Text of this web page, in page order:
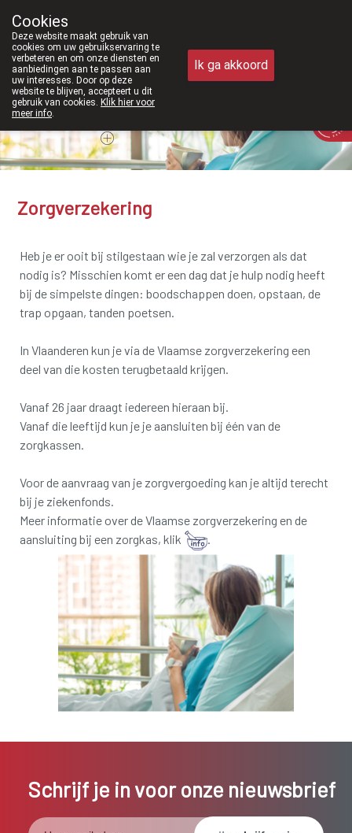
011/610300
Vandaag
Zorgverzekering
Heb je er ooit bij stilgestaan wie je zal verzorgen als dat
nodig is? Misschien komt er een dag dat je hulp nodig heeft
bij de simpelste dingen: boodschappen doen, opstaan, de
trap opgaan, tanden poetsen.
In Vlaanderen kun je via de Vlaamse zorgverzekering een
deel van die kosten terugbetaald krijgen.
Vanaf 26 jaar draagt iedereen hieraan bij.
Vanaf die leeftijd kun je je aansluiten bij één van de
zorgkassen.
Voor de aanvraag van je zorgvergoeding kan je altijd terecht
bij je ziekenfonds.
Meer informatie over de Vlaamse zorgverzekering en de
aansluiting bij een zorgkas, klik
.
Schrijf je in voor onze nieuwsbrief
Cookies
Deze website maakt gebruik van
cookies om uw gebruikservaring te
verbeteren en om onze diensten en
aanbiedingen aan te passen aan
uw interesses. Door op deze
website te blijven, accepteert u dit
gebruik van cookies. Klik hier voor
meer info.
Ik ga akkoord